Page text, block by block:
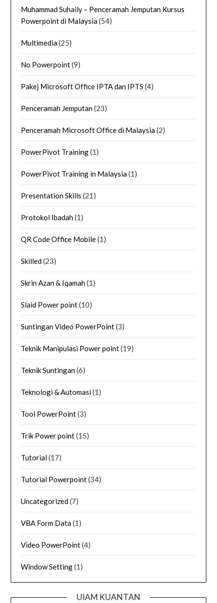
Muhammad Suhaily – Penceramah Jemputan Kursus
Powerpoint di Malaysia(54)
Multimedia(25)
No Powerpoint(9)
Pakej Microsoft Office IPTA dan IPTS (4)
Penceramah Jemputan(23)
Penceramah Microsoft Office di Malaysia(2)
PowerPivot Training(1)
PowerPivot Training in Malaysia(1)
Presentation Skills (21)
Protokol Ibadah(1)
QR Code Office Mobile(1)
Skilled(23)
Skrin Azan & Iqamah(1)
Slaid Power point(10)
Suntingan Video PowerPoint(3)
Teknik Manipulasi Power point(19)
Teknik Suntingan(6)
Teknologi & Automasi(1)
Tool PowerPoint(3)
Trik Power point(15)
Tutorial(17)
Tutorial Powerpoint(34)
Uncategorized(7)
VBA Form Data(1)
Video PowerPoint(4)
Window Setting(1)
UIAM KUANTAN